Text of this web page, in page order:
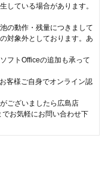
している場合があります。
の動作・残量につきまして
対象外としております。あ
フトOfficeの追加も承って
客様ご自身でオンライン認
ございましたら広島店
でお気軽にお問い合わせ下